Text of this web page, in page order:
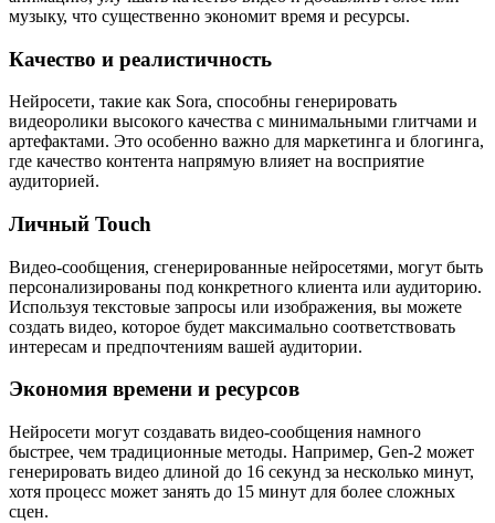
музыку, что существенно экономит время и ресурсы.
Качество и реалистичность
Нейросети, такие как Sora, способны генерировать
видеоролики высокого качества с минимальными глитчами и
артефактами. Это особенно важно для маркетинга и блогинга,
где качество контента напрямую влияет на восприятие
аудиторией.
Личный Touch
Видео-сообщения, сгенерированные нейросетями, могут быть
персонализированы под конкретного клиента или аудиторию.
Используя текстовые запросы или изображения, вы можете
создать видео, которое будет максимально соответствовать
интересам и предпочтениям вашей аудитории.
Экономия времени и ресурсов
Нейросети могут создавать видео-сообщения намного
быстрее, чем традиционные методы. Например, Gen-2 может
генерировать видео длиной до 16 секунд за несколько минут,
хотя процесс может занять до 15 минут для более сложных
сцен.